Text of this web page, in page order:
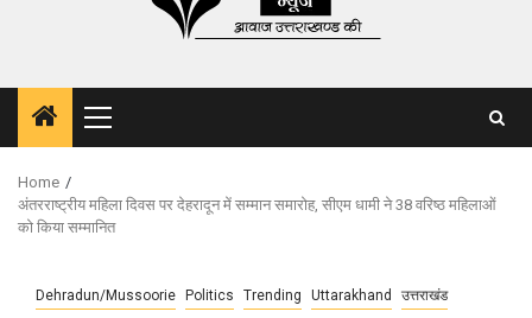
Primary
Menu
Home
अंतरराष्ट्रीय महिला दिवस पर देहरादून में सम्मान समारोह, सीएम धामी ने 38 वरिष्ठ महिलाओं
को किया सम्मानित
Dehradun/Mussoorie Politics Trending Uttarakhand उत्तराखंड